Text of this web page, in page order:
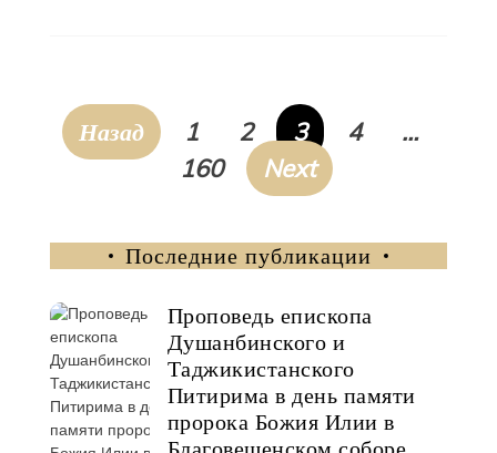
Никольский
Пагинация
записей
Назад 1 2 3 4
…
160
Next
Последние публикации
Проповедь епископа
Душанбинского и
Таджикистанского
Питирима в день памяти
пророка Божия Илии в